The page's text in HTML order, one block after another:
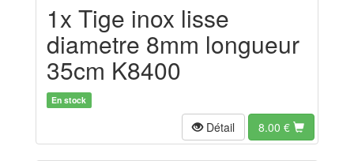
1x Tige inox lisse
diametre 8mm longueur
35cm K8400
En stock
Détail 8.00 €